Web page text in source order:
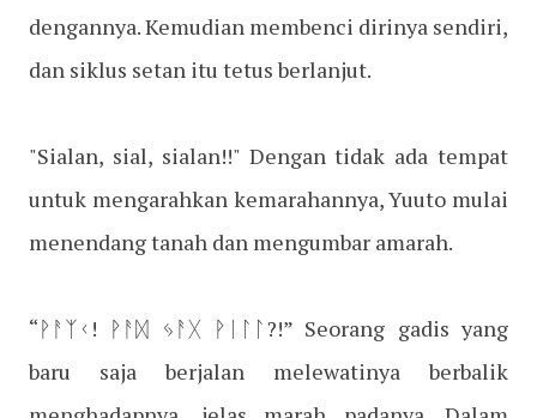
dengannya. Kemudian membenci dirinya sendiri,
dan siklus setan itu tetus berlanjut.
"Sialan, sial, sialan!!" Dengan tidak ada tempat
untuk mengarahkan kemarahannya, Yuuto mulai
menendang tanah dan mengumbar amarah.
“ᚹᚨᛉᚲ! ᚹᚨᛞ ᛃᚨᚷ ᚹᛁᛚᛚ?!” Seorang gadis yang
baru saja berjalan melewatinya berbalik